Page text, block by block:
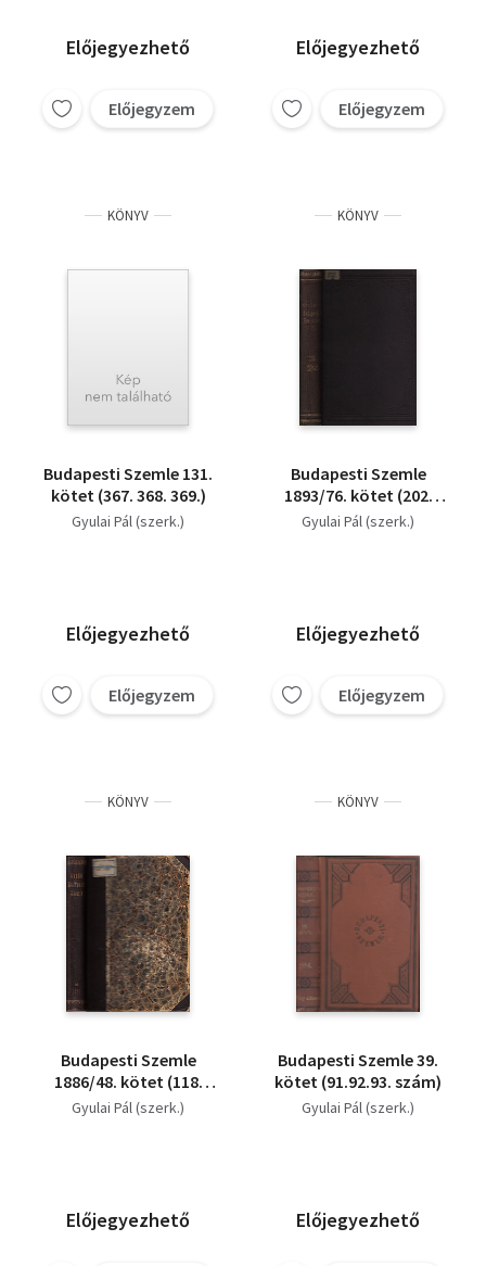
Előjegyezhető
Előjegyzem
Előjegyezhető
Előjegyzem
KÖNYV
Budapesti Szemle 131.
kötet (367. 368. 369.)
Gyulai Pál (szerk.)
Előjegyezhető
Előjegyzem
KÖNYV
Budapesti Szemle
1893/76. kötet (202.
203. 204. szám)
Gyulai Pál (szerk.)
Előjegyezhető
Előjegyzem
KÖNYV
Budapesti Szemle
1886/48. kötet (118.
119. 120.)
Gyulai Pál (szerk.)
Előjegyezhető
KÖNYV
Budapesti Szemle 39.
kötet (91.92.93. szám)
Gyulai Pál (szerk.)
Előjegyezhető